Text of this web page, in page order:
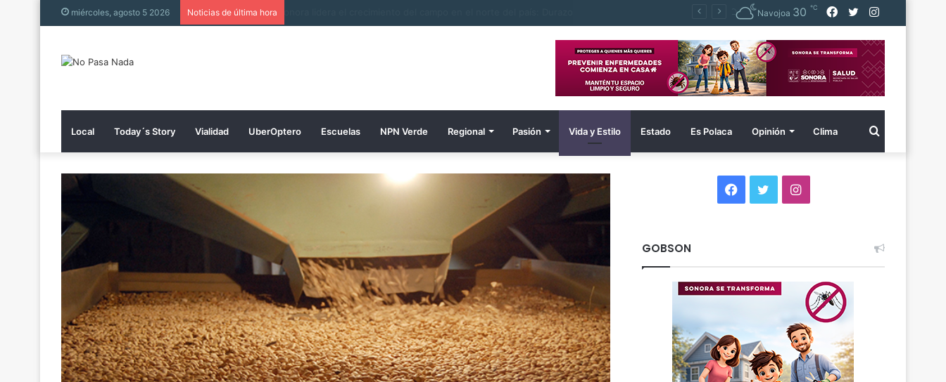
miércoles, agosto 5 2026 Noticias de última hora Instagram
Twitter
Facebook
Navojoa 30 ℃
Local Today´s Story Vialidad UberOptero Escuelas NPN Verde Regional Pasión Vida y Estilo Estado Es Polaca Opinión Clima Buscar
Facebook
TwitterInstagram
GOBSON